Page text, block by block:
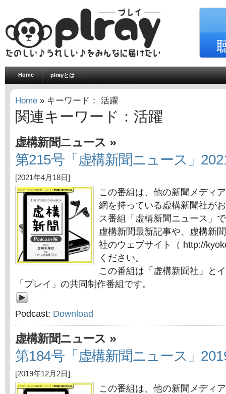
Home plrayとは
Home » キーワード： 活躍
関連キーワード：活躍
虚構新聞ニュース »
第215号「虚構新聞ニュース」
[2021年4月18日]
この番組は、他の新聞メディ
網を持っている虚構新聞社が
ス番組「虚構新聞ニュース」
虚構新聞最新記事や、虚構新
社のウェブサイト（ http://
ください。
この番組は「虚構新聞社」と
「プレイ」の共同制作番組です。
Podcast: Download
虚構新聞ニュース »
第184号「虚構新聞ニュース」
[2019年12月2日]
この番組は、他の新聞メディ